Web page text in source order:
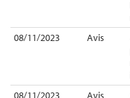
08/11/2023
Avis
08/11/2023
Avis